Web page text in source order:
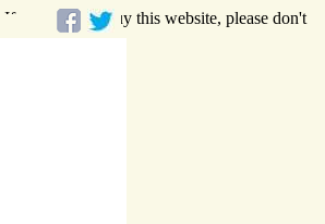
you want to buy this website, please don't